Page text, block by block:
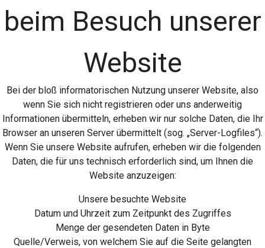
beim Besuch unserer
Website
Bei der bloß informatorischen Nutzung unserer Website, also
wenn Sie sich nicht registrieren oder uns anderweitig
Informationen übermitteln, erheben wir nur solche Daten, die Ihr
Browser an unseren Server übermittelt (sog. „Server-Logfiles“).
Wenn Sie unsere Website aufrufen, erheben wir die folgenden
Daten, die für uns technisch erforderlich sind, um Ihnen die
Website anzuzeigen:
Unsere besuchte Website
Datum und Uhrzeit zum Zeitpunkt des Zugriffes
Menge der gesendeten Daten in Byte
Quelle/Verweis, von welchem Sie auf die Seite gelangten